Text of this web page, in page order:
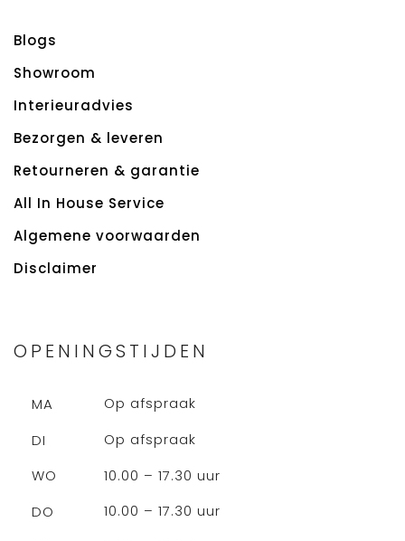
Blogs
Showroom
Interieuradvies
Bezorgen & leveren
Retourneren & garantie
All In House Service
Algemene voorwaarden
Disclaimer
OPENINGSTIJDEN
MA
Op afspraak
DI
Op afspraak
WO
10.00 – 17.30 uur
DO
10.00 – 17.30 uur